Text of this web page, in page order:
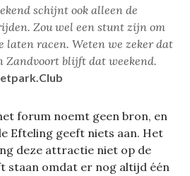
schijnt ook alleen de
Zou wel een stunt zijn om
laten racen. Weten we zeker dat
Zandvoort blijft dat weekend.
forum noemt geen bron, en
Efteling geeft niets aan. Het
deze attractie niet op de
staan omdat er nog altijd één